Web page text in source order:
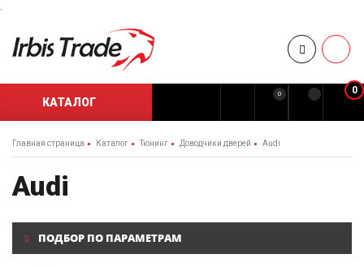
.
КАТАЛОГ
0 0
Главная страница Каталог Тюнинг Доводчики дверей Audi
Audi
ПОДБОР ПО ПАРАМЕТРАМ